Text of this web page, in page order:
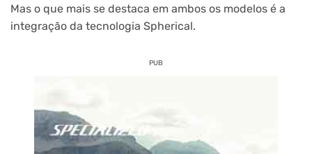
Mas o que mais se destaca em ambos os modelos é a
integração da tecnologia Spherical.
PUB